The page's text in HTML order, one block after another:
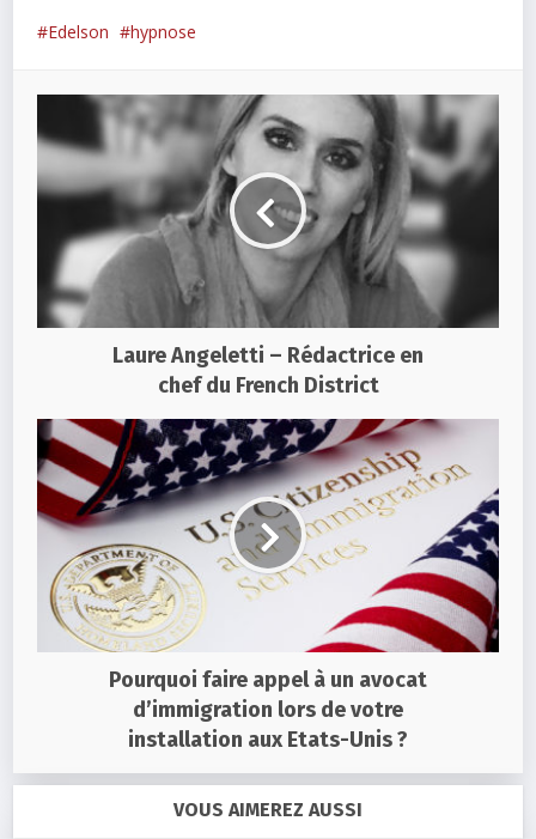
Edelson hypnose
Laure Angeletti – Rédactrice en
chef du French District
Pourquoi faire appel à un avocat
d’immigration lors de votre
installation aux Etats-Unis ?
VOUS AIMEREZ AUSSI